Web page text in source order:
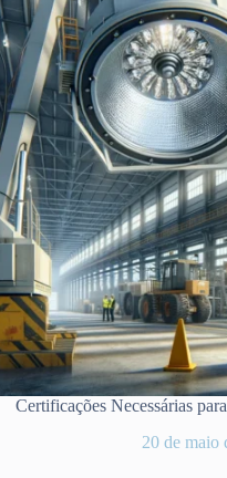
Certificações Necessárias
20 de maio